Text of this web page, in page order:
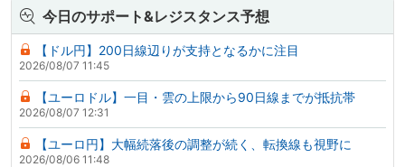
今日のサポート&レジスタンス予想
【ドル円】200日線辺りが支持となるかに注目
2026/08/07 11:45
【ユーロドル】一目・雲の上限から90日線までが抵抗帯
2026/08/07 12:31
【ユーロ円】大幅続落後の調整が続く、転換線も視野に
2026/08/06 11:48